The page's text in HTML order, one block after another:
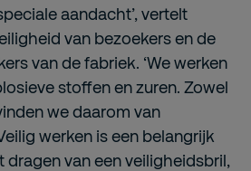
aandacht’, vertelt
van bezoekers en de
van de fabriek. ‘We werken
stoffen en zuren. Zowel
we daarom van
werken is een belangrijk
dragen van een veiligheidsbril,